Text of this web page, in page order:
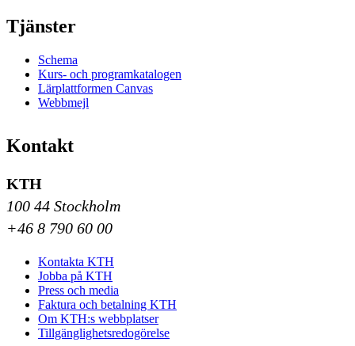
Tjänster
Schema
Kurs- och programkatalogen
Lärplattformen Canvas
Webbmejl
Kontakt
KTH
100 44 Stockholm
+46 8 790 60 00
Kontakta KTH
Jobba på KTH
Press och media
Faktura och betalning KTH
Om KTH:s webbplatser
Tillgänglighetsredogörelse